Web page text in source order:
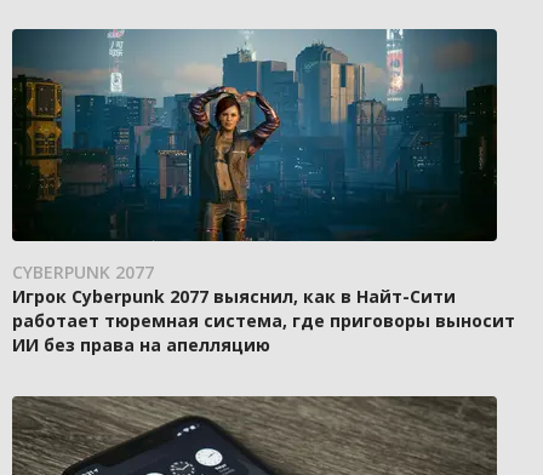
CYBERPUNK 2077
Игрок Cyberpunk 2077 выяснил, как в Найт-Сити
работает тюремная система, где приговоры выносит
ИИ без права на апелляцию